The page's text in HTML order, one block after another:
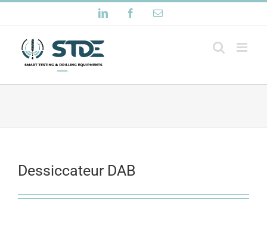
au
contenu
LinkedIn FacebookEmail
Dessiccateur DAB